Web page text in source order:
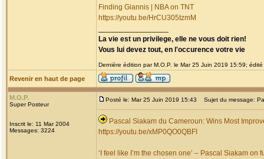
Finding Giannis | NBA on TNT
https://youtu.be/HrCU305tzmM
La vie est un privilege, elle ne vous doit rien!
Vous lui devez tout, en l'occurence votre vie
Dernière édition par M.O.P. le Mar 25 Juin 2019 15:59;
Revenir en haut de page
M.O.P.
Super Posteur
Inscrit le: 11 Mar 2004
Messages: 3224
Posté le: Mar 25 Juin 2019 15:43 Sujet du message:
Pascal Siakam du Cameroun: Wins Most
https://youtu.be/xMP0QO0QBFI
‘I feel like I’m the chosen one’ – Pascal Siakam on